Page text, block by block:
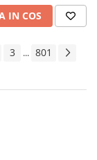
IN COS
3 ... 801